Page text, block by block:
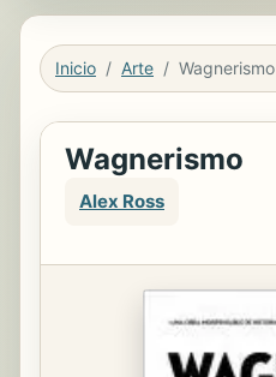
Inicio Arte Wagnerismo
Wagnerismo
Alex Ross